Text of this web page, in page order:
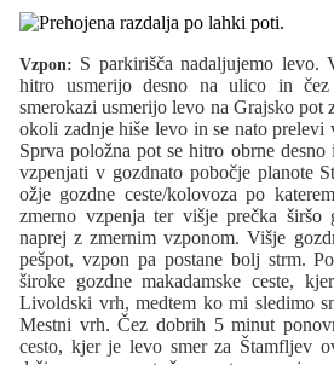
Vzpon: S parkirišča nadaljujemo levo.
hitro usmerijo desno na ulico in
smerokazi usmerijo levo na Grajsko pot
okoli zadnje hiše levo in se nato prelevi
Sprva položna pot se hitro obrne desno
vzpenjati v gozdnato pobočje planote
ožje gozdne ceste/kolovoza po
zmerno vzpenja ter višje prečka širšo
naprej z zmernim vzponom. Višje
pešpot, vzpon pa postane bolj strm.
široke gozdne makadamske ceste,
Livoldski vrh, medtem ko mi sledimo
Mestni vrh. Čez dobrih 5 minut
cesto, kjer je levo smer za Štamfljev